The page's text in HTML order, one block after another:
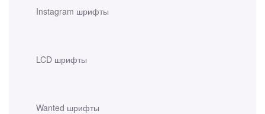
Instagram шрифты
LCD шрифты
Wanted шрифты